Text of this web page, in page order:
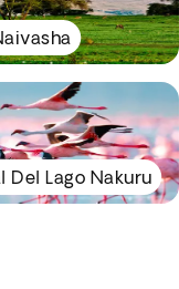
Del Lago Nakuru